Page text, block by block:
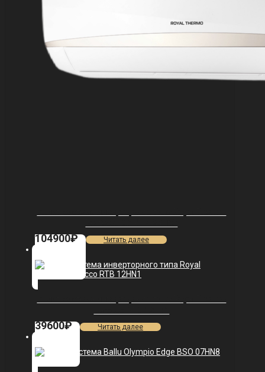
104900₽ Читать далее
39600₽ Читать далее